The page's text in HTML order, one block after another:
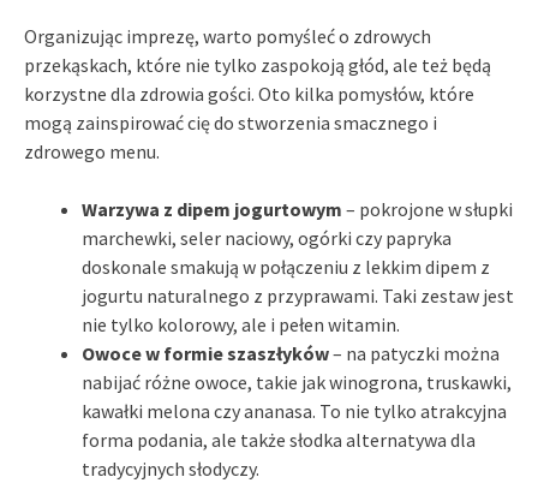
Organizując imprezę, warto pomyśleć o zdrowych
przekąskach, które nie tylko zaspokoją głód, ale też będą
korzystne dla zdrowia gości. Oto kilka pomysłów, które
mogą zainspirować cię do stworzenia smacznego i
zdrowego menu.
Warzywa z dipem jogurtowym – pokrojone w słupki
marchewki, seler naciowy, ogórki czy papryka
doskonale smakują w połączeniu z lekkim dipem z
jogurtu naturalnego z przyprawami. Taki zestaw jest
nie tylko kolorowy, ale i pełen witamin.
Owoce w formie szaszłyków– na patyczki można
nabijać różne owoce, takie jak winogrona, truskawki,
kawałki melona czy ananasa. To nie tylko atrakcyjna
forma podania, ale także słodka alternatywa dla
tradycyjnych słodyczy.